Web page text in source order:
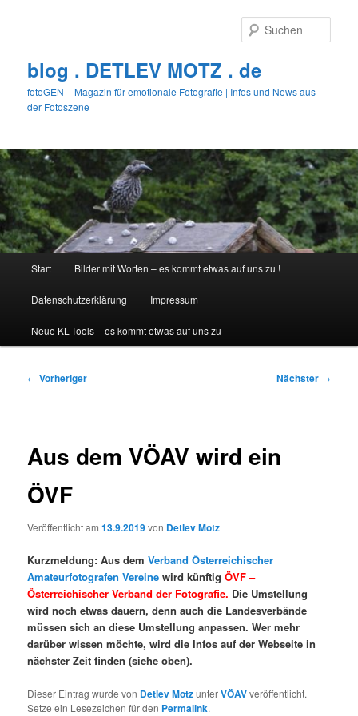
blog . DETLEV MOTZ . de
fotoGEN – Magazin für emotionale Fotografie | Infos und News aus
der Fotoszene
Start Bilder mit Worten – es kommt etwas auf uns zu !
Datenschutzerklärung Impressum
Neue KL-Tools – es kommt etwas auf uns zu
Beitragsnavigation
← Vorheriger Nächster →
Aus dem VÖAV wird ein
ÖVF
Veröffentlicht am13.9.2019von Detlev Motz
Kurzmeldung: Aus demVerband Österreichischer
Amateurfotografen Vereine wird künftigÖVF –
Österreichischer Verband der Fotografie. Die Umstellung
wird noch etwas dauern, denn auch die Landesverbände
müssen sich an diese Umstellung anpassen. Wer mehr
darüber wissen möchte, wird die Infos auf der Webseite in
nächster Zeit finden (siehe oben).
Dieser Eintrag wurde von Detlev MotzunterVÖAVveröffentlicht.
Setze ein Lesezeichen für den Permalink.